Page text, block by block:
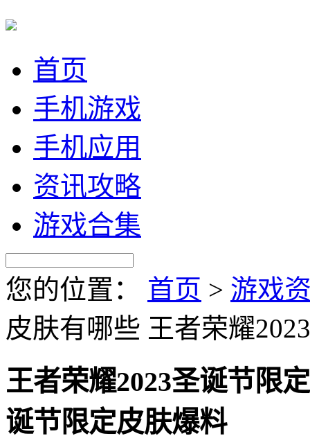
首页
手机游戏
手机应用
资讯攻略
游戏合集
您的位置： 首页 > 游戏
皮肤有哪些 王者荣耀
王者荣耀2023圣诞节限
诞节限定皮肤爆料